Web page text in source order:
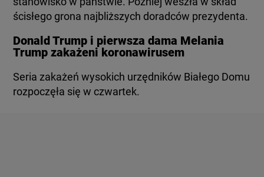
ścisłego grona najbliższych doradców prezydenta.
Donald Trump i pierwsza dama Melania
Trump zakażeni koronawirusem
Seria zakażeń wysokich urzędników Białego Domu
rozpoczęła się w czwartek.